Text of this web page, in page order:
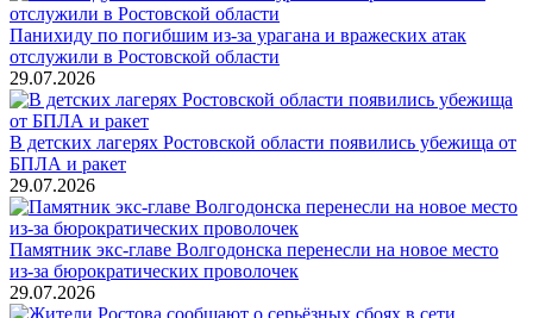
Панихиду по погибшим из-за урагана и вражеских атак
отслужили в Ростовской области
29.07.2026
В детских лагерях Ростовской области появились убежища от
БПЛА и ракет
29.07.2026
Памятник экс-главе Волгодонска перенесли на новое место
из-за бюрократических проволочек
29.07.2026